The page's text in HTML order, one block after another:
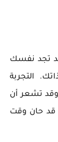
تجد نفسك
التجربة
وقد تشعر أن
قد حان وقت